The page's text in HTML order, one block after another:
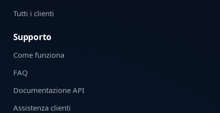
Tutti i clienti
Supporto
Come funziona
FAQ
Documentazione API
Assistenza clienti